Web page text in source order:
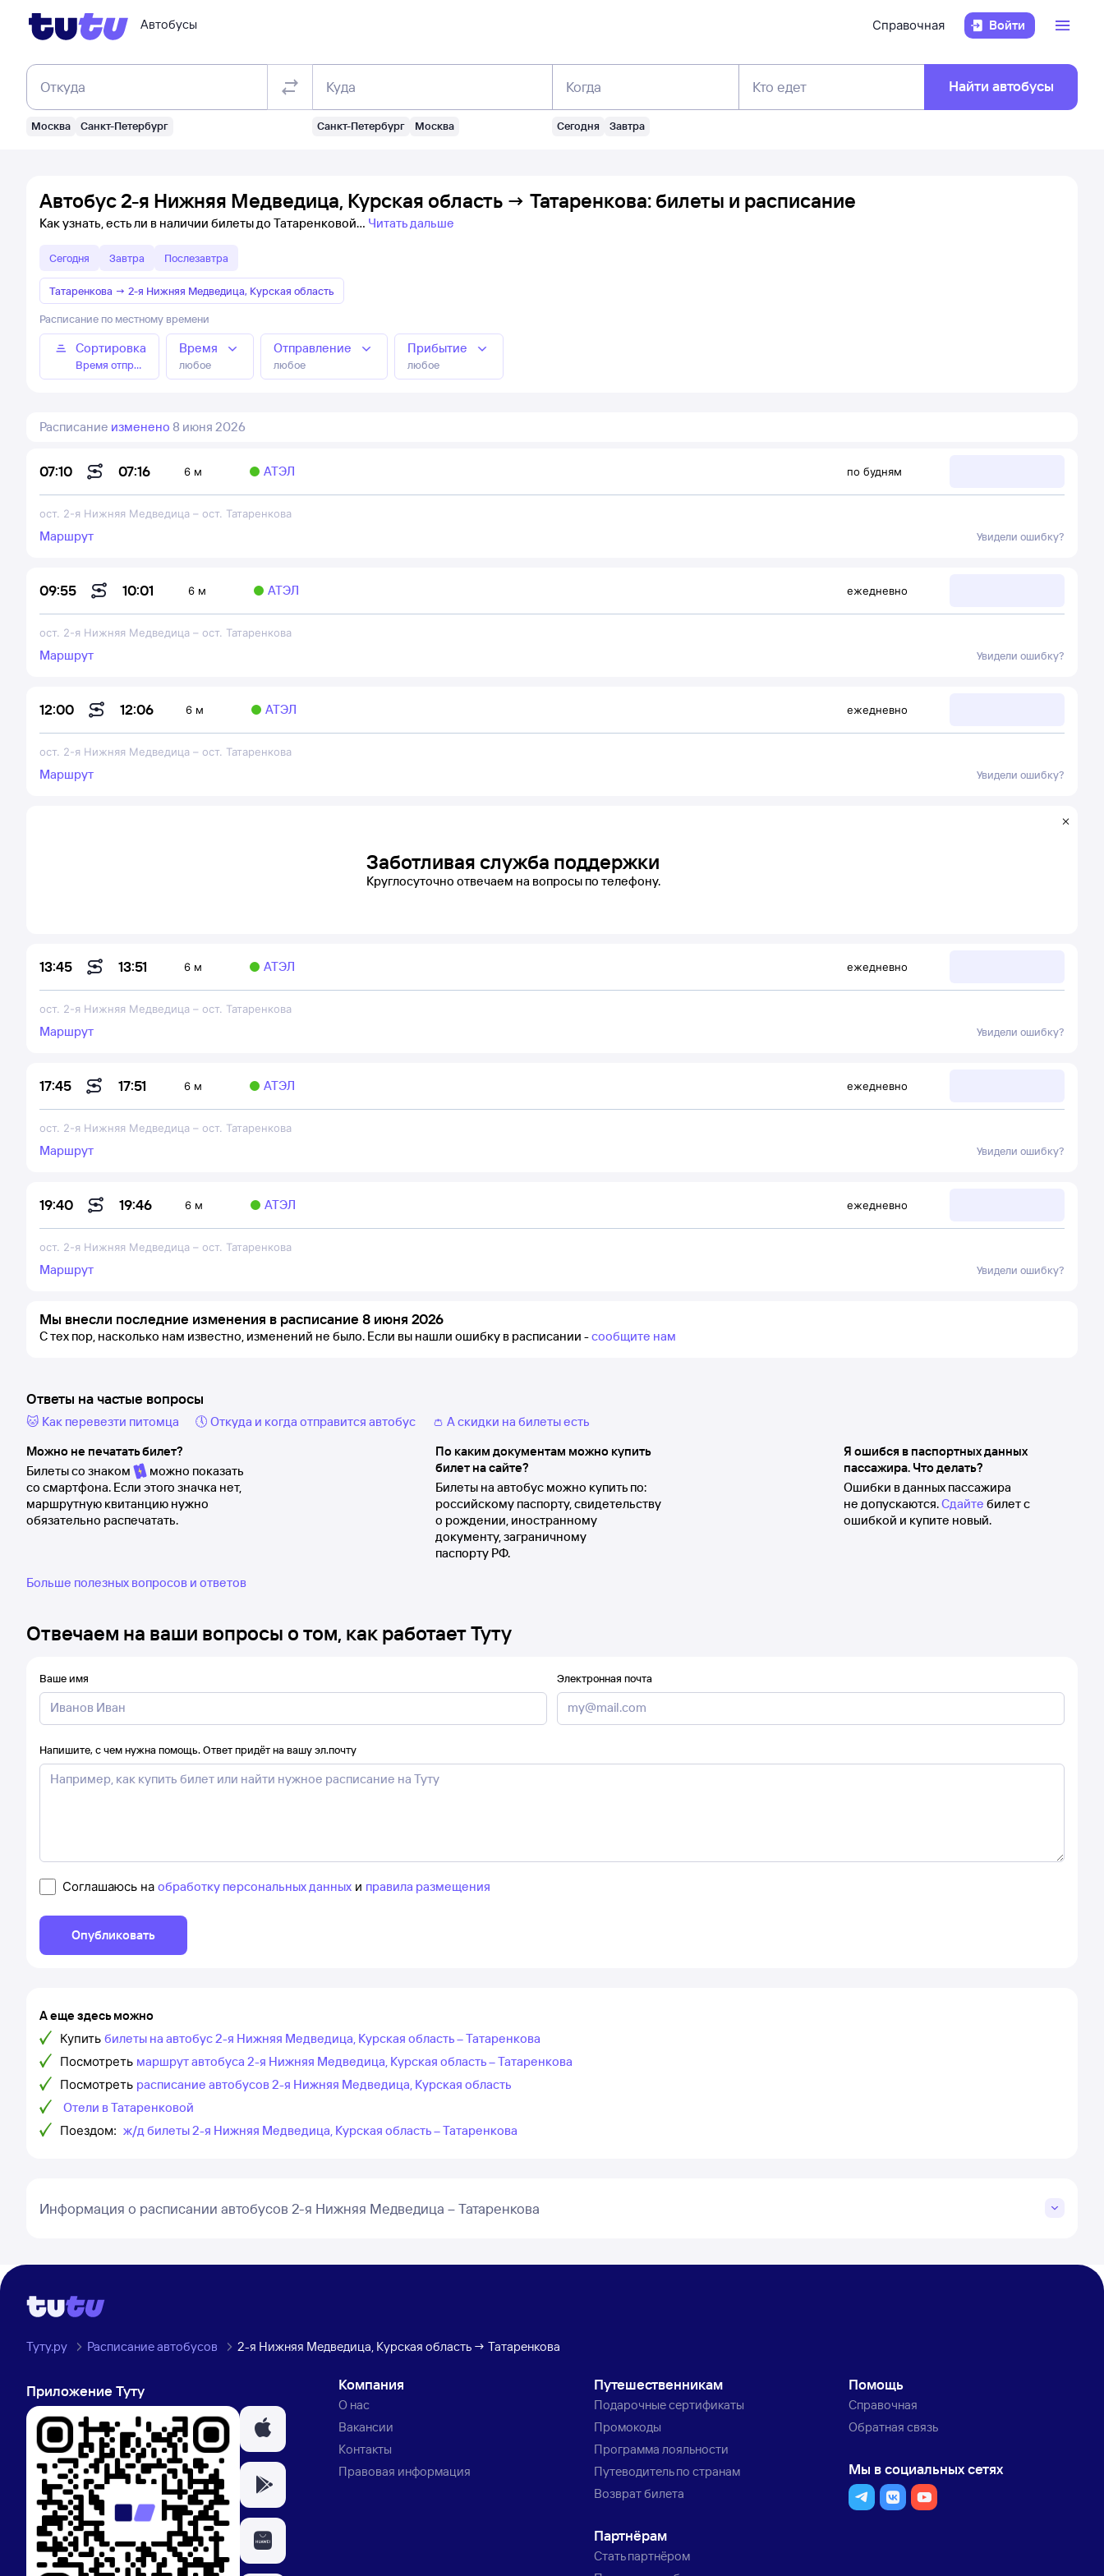
Автобусы Справочная Войти
Откуда
Москва Санкт-Петербург
Куда
Санкт-Петербург Москва
Когда
Сегодня Завтра
Кто едет Найти автобусы
Автобус 2-я Нижняя Медведица, Курская область → Татаренкова: билеты и расписание
Как узнать, есть ли в наличии билеты до Татаренковой Читать дальше
Сегодня Завтра Послезавтра
Татаренкова → 2-я Нижняя Медведица, Курская область
Расписание по местному времени
Сортировка
Время отправления
Время
любое
Отправление
любое
Прибытие
любое
Расписание изменено 8 июня 2026
07:10 07:16 6 м АТЭЛ по будням
ост. 2-я Нижняя Медведица – ост. Татаренкова
Маршрут Увидели ошибку?
09:55 10:01 6 м АТЭЛ ежедневно
ост. 2-я Нижняя Медведица – ост. Татаренкова
Маршрут Увидели ошибку?
12:00 12:06 6 м АТЭЛ ежедневно
ост. 2-я Нижняя Медведица – ост. Татаренкова
Маршрут Увидели ошибку?
Заботливая служба поддержки
Круглосуточно отвечаем на вопросы по телефону.
13:45 13:51 6 м АТЭЛ ежедневно
ост. 2-я Нижняя Медведица – ост. Татаренкова
Маршрут Увидели ошибку?
17:45 17:51 6 м АТЭЛ ежедневно
ост. 2-я Нижняя Медведица – ост. Татаренкова
Маршрут Увидели ошибку?
19:40 19:46 6 м АТЭЛ ежедневно
ост. 2-я Нижняя Медведица – ост. Татаренкова
Маршрут Увидели ошибку?
Мы внесли последние изменения в расписание 8 июня 2026
С тех пор, насколько нам известно, изменений не было. Если вы нашли ошибку в расписании -сообщите нам
Ответы на частые вопросы
🐱 Как перевезти питомца 🕔 Откуда и когда отправится автобус
👛 А скидки на билеты есть
Можно не печатать билет?
Билеты со знаком
можно показать
со смартфона. Если этого значка нет,
маршрутную квитанцию нужно
обязательно распечатать.
По каким документам можно купить
билет на сайте?
Билеты на автобус можно купить по:
российскому паспорту, свидетельству
о рождении, иностранному
документу, заграничному
паспорту РФ.
Я ошибся в паспортных данных
пассажира. Что делать?
Ошибки в данных пассажира
не допускаются.Сдайте билет с
ошибкой и купите новый.
Больше полезных вопросов и ответов
Отвечаем на ваши вопросы о том, как работает Туту
Ваше имя Электронная почта
Напишите, с чем нужна помощь. Ответ придёт на вашу эл.почту
Соглашаюсь на обработку персональных данных и правила размещения
Опубликовать
А еще здесь можно
Купить билеты на автобус 2-я Нижняя Медведица, Курская область – Татаренкова
Посмотреть маршрут автобуса 2-я Нижняя Медведица, Курская область – Татаренкова
Посмотреть расписание автобусов 2-я Нижняя Медведица, Курская область
Отели в Татаренковой
Поездом: ж/д билеты 2-я Нижняя Медведица, Курская область – Татаренкова
Информация о расписании автобусов 2-я Нижняя Медведица – Татаренкова
Туту.ру Расписание автобусов 2-я Нижняя Медведица, Курская область → Татаренкова
Приложение Туту Компания
О нас
Вакансии
Контакты
Правовая информация
Путешественникам
Подарочные сертификаты
Промокоды
Программа лояльности
Путеводитель по странам
Возврат билета
Партнёрам
Стать партнёром
Помощь
Справочная
Обратная связь
Мы в социальных сетях